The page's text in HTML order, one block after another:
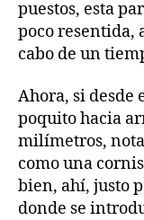
puestos, esta
poco resentida,
cabo de un
Ahora, si desde
poquito hacia
milímetros,
como una
bien, ahí, justo
donde se